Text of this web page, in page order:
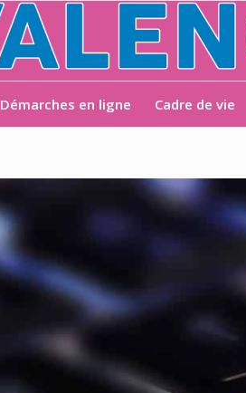
Démarches en ligne Cadre de vie